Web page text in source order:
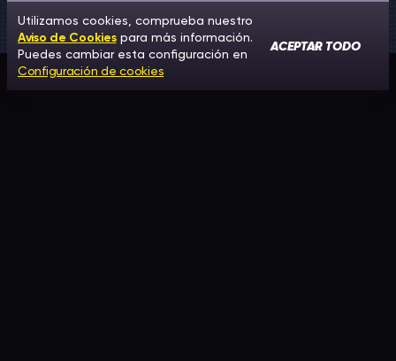
Utilizamos cookies, comprueba nuestro
Aviso de Cookiespara más información.
Puedes cambiar esta configuración en
Configuración de cookies
ACEPTAR TODO